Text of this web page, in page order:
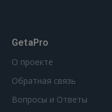
GetaPro
О проекте
Обратная связь
Вопросы и Ответы